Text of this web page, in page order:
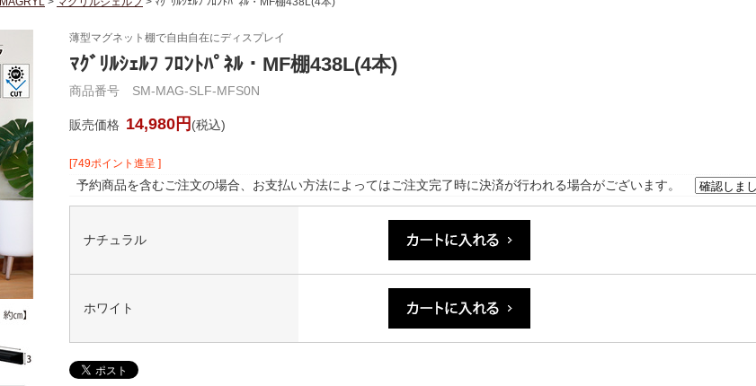
薄型マグネット棚で自由自在にディスプレイ
ﾏｸﾞﾘﾙｼｪﾙﾌ ﾌﾛﾝﾄﾊﾟﾈﾙ・MF棚438L(4本)
商品番号 SM-MAG-SLF-MFS0N
販売価格 14,980円 (税込)
[749ポイント進呈 ]
予約商品を含むご注文の場合、お支払い方法によってはご注文完了時に決済が行われる場合がございます。
ナチュラル
ホワイト